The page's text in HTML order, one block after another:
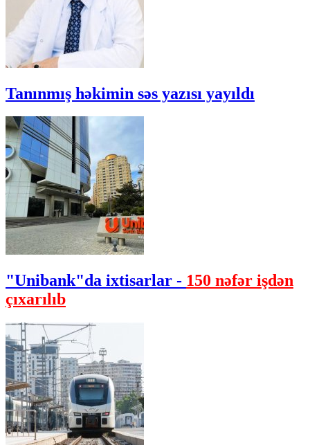
Tanınmış həkimin səs yazısı yayıldı
"Unibank"da ixtisarlar - 150 nəfər işdən
çıxarılıb